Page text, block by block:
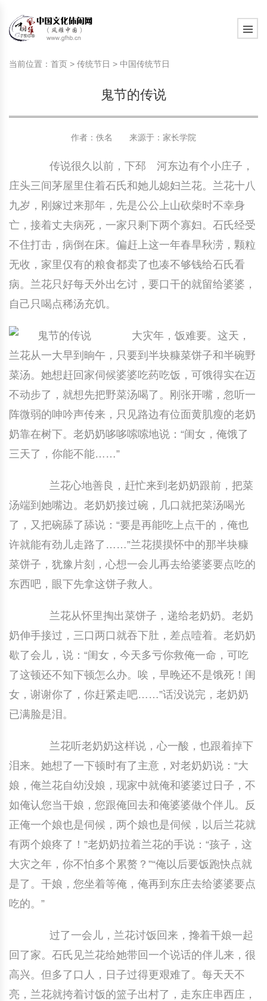
旅游民俗文化动态
中国民俗史话
中国民俗信仰
中外婚俗文化
中国民俗研究
中国民俗时尚
中华民居
中华文脉
中国古代休闲文化
国外民俗趣谈
时尚休闲文化
国际交流
中国传统节日
中国生肖文化
中国饮食文化
刺绣
灯笼
草编
扎染
木雕
紫砂壶
中国结
提线木偶
中国民间故事
中国周易文化
国外神秘文化
现代家庭教育知识
教育百科
其他百科
旅游民俗文化动态
中国民俗史话
中国民俗信仰
中外婚俗文化
中国民俗研究
中国民俗时尚
中华民居
中华文脉
中国古代休闲文化
国外民俗趣谈
时尚休闲文化
国际交流
中国传统节日
中国生肖文化
中国饮食文化
刺绣
灯笼
草编
扎染
木雕
紫砂壶
中国结
提线木偶
中国民间故事
中国周易文化
国外神秘文化
现代家庭教育知识
教育百科
其他百科
当前位置： 首页 > 传统节日 > 中国传统节日
鬼节的传说
作者：佚名 来源于： 家长学院
传说很久以前，下邳 河东边有个小庄子，
庄头三间茅屋里住着石氏和她儿媳妇兰花。兰花十八
九岁，刚嫁过来那年，先是公公上山砍柴时不幸身
亡，接着丈夫病死，一家只剩下两个寡妇。石氏经受
不住打击，病倒在床。偏赶上这一年春旱秋涝，颗粒
无收，家里仅有的粮食都卖了也凑不够钱给石氏看
病。兰花只好每天外出乞讨，要口干的就留给婆婆，
自己只喝点稀汤充饥。
大灾年，饭难要。这天，
兰花从一大早到晌午，只要到半块糠菜饼子和半碗野
菜汤。她想赶回家伺候婆婆吃药吃饭，可饿得实在迈
不动步了，就想先把野菜汤喝了。刚张开嘴，忽听一
阵微弱的呻吟声传来，只见路边有位面黄肌瘦的老奶
奶靠在树下。老奶奶哆哆嗦嗦地说：“闺女，俺饿了
三天了，你能不能……”
兰花心地善良，赶忙来到老奶奶跟前，把菜
汤端到她嘴边。老奶奶接过碗，几口就把菜汤喝光
了，又把碗舔了舔说：“要是再能吃上点干的，俺也
许就能有劲儿走路了……”兰花摸摸怀中的那半块糠
菜饼子，犹豫片刻，心想一会儿再去给婆婆要点吃的
东西吧，眼下先拿这饼子救人。
兰花从怀里掏出菜饼子，递给老奶奶。老奶
奶伸手接过，三口两口就吞下肚，差点噎着。老奶奶
歇了会儿，说：“闺女，今天多亏你救俺一命，可吃
了这顿还不知下顿怎么办。唉，早晚还不是饿死！闺
女，谢谢你了，你赶紧走吧……”话没说完，老奶奶
已满脸是泪。
兰花听老奶奶这样说，心一酸，也跟着掉下
泪来。她想了一下顿时有了主意，对老奶奶说：“大
娘，俺兰花自幼没娘，现家中就俺和婆婆过日子，不
如俺认您当干娘，您跟俺回去和俺婆婆做个伴儿。反
正俺一个娘也是伺候，两个娘也是伺候，以后兰花就
有两个娘疼了！”老奶奶拉着兰花的手说：“孩子，这
大灾之年，你不怕多个累赘？”“俺以后要饭跑快点就
是了。干娘，您坐着等俺，俺再到东庄去给婆婆要点
吃的。”
过了一会儿，兰花讨饭回来，搀着干娘一起
回了家。石氏见兰花给她带回一个说话的伴儿来，很
高兴。但多了口人，日子过得更艰难了。每天天不
亮，兰花就挎着讨饭的篮子出村了，走东庄串西庄，